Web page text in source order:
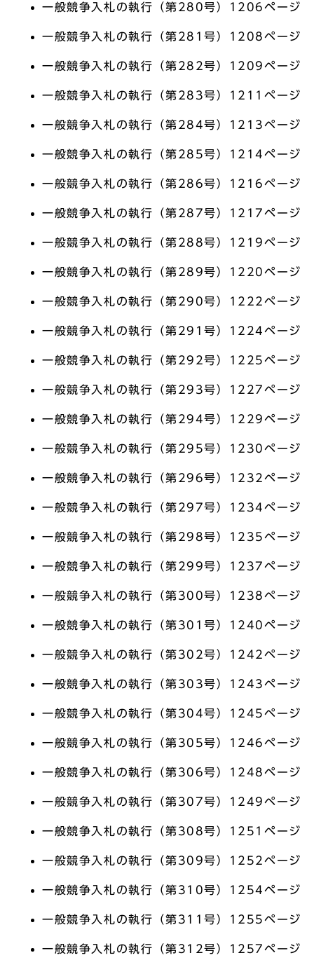
一般競争入札の執行（第280号）1206ページ
一般競争入札の執行（第281号）1208ページ
一般競争入札の執行（第282号）1209ページ
一般競争入札の執行（第283号）1211ページ
一般競争入札の執行（第284号）1213ページ
一般競争入札の執行（第285号）1214ページ
一般競争入札の執行（第286号）1216ページ
一般競争入札の執行（第287号）1217ページ
一般競争入札の執行（第288号）1219ページ
一般競争入札の執行（第289号）1220ページ
一般競争入札の執行（第290号）1222ページ
一般競争入札の執行（第291号）1224ページ
一般競争入札の執行（第292号）1225ページ
一般競争入札の執行（第293号）1227ページ
一般競争入札の執行（第294号）1229ページ
一般競争入札の執行（第295号）1230ページ
一般競争入札の執行（第296号）1232ページ
一般競争入札の執行（第297号）1234ページ
一般競争入札の執行（第298号）1235ページ
一般競争入札の執行（第299号）1237ページ
一般競争入札の執行（第300号）1238ページ
一般競争入札の執行（第301号）1240ページ
一般競争入札の執行（第302号）1242ページ
一般競争入札の執行（第303号）1243ページ
一般競争入札の執行（第304号）1245ページ
一般競争入札の執行（第305号）1246ページ
一般競争入札の執行（第306号）1248ページ
一般競争入札の執行（第307号）1249ページ
一般競争入札の執行（第308号）1251ページ
一般競争入札の執行（第309号）1252ページ
一般競争入札の執行（第310号）1254ページ
一般競争入札の執行（第311号）1255ページ
一般競争入札の執行（第312号）1257ページ